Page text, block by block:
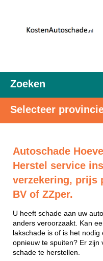
Zoeken
Selecteer
Autoschade
Herstel service
verzekering, prijs
BV of ZZper.
U heeft schade aan uw
anders veroorzaakt. Kan
lakschade is of is het
opnieuw te spuiten? Er zijn
schade te herstellen.